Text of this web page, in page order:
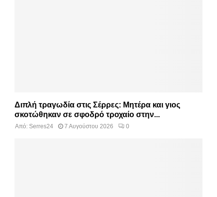
Διπλή τραγωδία στις Σέρρες: Μητέρα και γιος
σκοτώθηκαν σε σφοδρό τροχαίο στην...
Από: Serres24 7 Αυγούστου 2026 0